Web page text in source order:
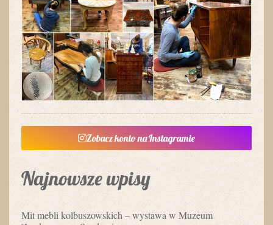
Zobacz konto na Instagramie
Najnowsze wpisy
Mit mebli kolbuszowskich – wystawa w Muzeum